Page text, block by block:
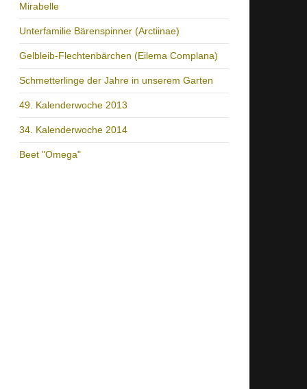
Mirabelle
Unterfamilie Bärenspinner (Arctiinae)
Gelbleib-Flechtenbärchen (Eilema Complana)
Schmetterlinge der Jahre in unserem Garten
49. Kalenderwoche 2013
34. Kalenderwoche 2014
Beet "Omega"